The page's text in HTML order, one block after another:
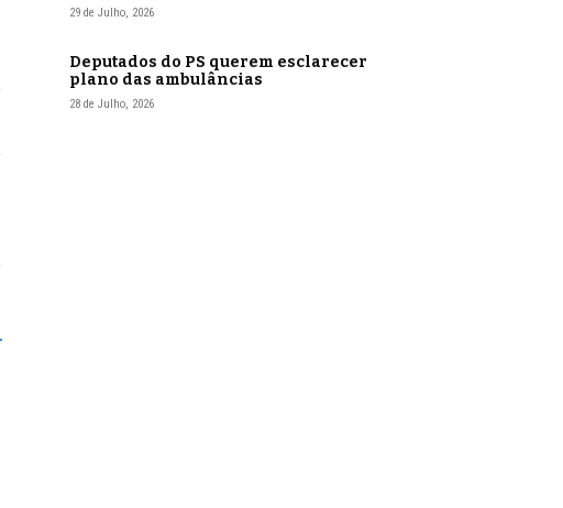
29 de Julho, 2026
Deputados do PS querem esclarecer
plano das ambulâncias
28 de Julho, 2026